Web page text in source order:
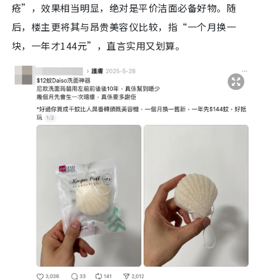
疮”，效果相当明显，绝对是平价洁面必备好物。随
后，楼主更将其与昂贵美容仪比较，指“一个月换一
块，一年才144元”，直言实用又划算。